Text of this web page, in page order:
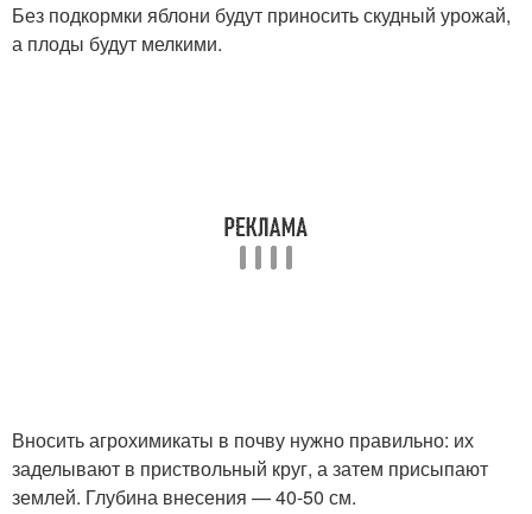
Без подкормки яблони будут приносить скудный урожай,
а плоды будут мелкими.
Вносить агрохимикаты в почву нужно правильно: их
заделывают в приствольный круг, а затем присыпают
землей. Глубина внесения — 40-50 см.